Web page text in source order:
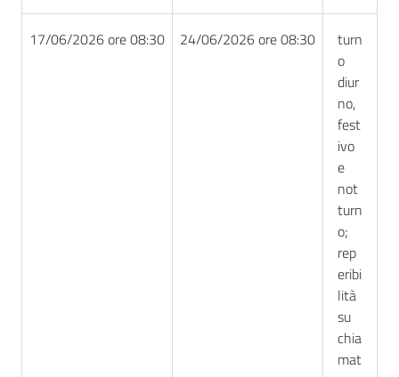
17/06/2026 ore 08:30 24/06/2026 ore 08:30
turn
o
diur
no,
fest
ivo
e
not
turn
o;
rep
eribi
lità
su
chia
mat